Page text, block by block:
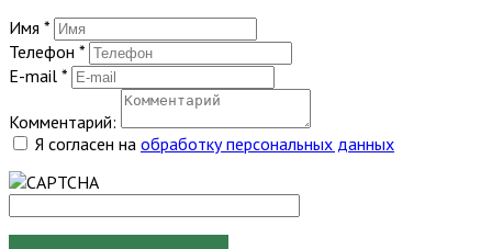
Имя *
Телефон *
E-mail *
Комментарий:
Я согласен на обработку персональных данных